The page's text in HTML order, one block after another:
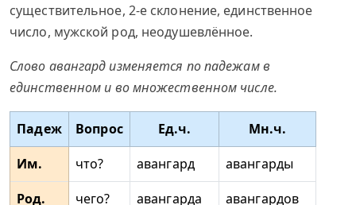
существительное, 2-е склонение, единственное
число, мужской род, неодушевлённое.
Слово авангард изменяется по падежам в
единственном и во множественном числе.
Падеж Вопрос Ед.ч.
Мн.ч.
Им.
что? авангард
авангарды
Род.
чего? авангарда
авангардов